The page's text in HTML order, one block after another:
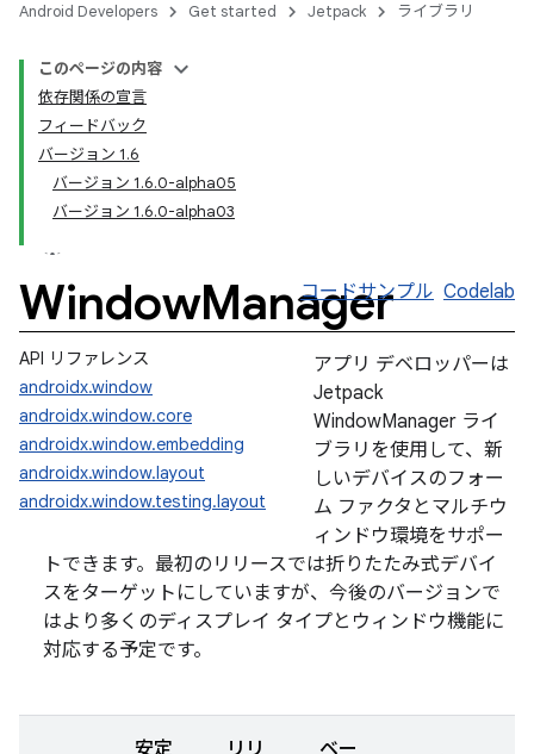
Android Developers Get started Jetpack ライブラリ
このページの内容
依存関係の宣言
フィードバック
バージョン 1.6
バージョン 1.6.0-alpha05
バージョン 1.6.0-alpha03
WindowManager
コードサンプル Codelab
API リファレンス
androidx.window
androidx.window.core
androidx.window.embedding
androidx.window.layout
androidx.window.testing.layout
アプリ デベロッパーは
Jetpack
WindowManager ライ
ブラリを使用して、新
しいデバイスのフォー
ム ファクタとマルチウ
ィンドウ環境をサポー
トできます。最初のリリースでは折りたたみ式デバイ
スをターゲットにしていますが、今後のバージョンで
はより多くのディスプレイ タイプとウィンドウ機能に
対応する予定です。
安定
リリ
ベー